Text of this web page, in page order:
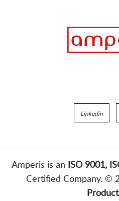
Linkedin
Amperis is an ISO 9001,
Certified Company. ©